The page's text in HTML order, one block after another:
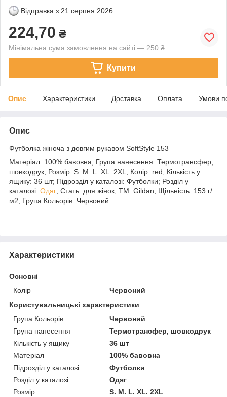
Відправка з 21 серпня 2026
224,70 ₴
Мінімальна сума замовлення на сайті — 250 ₴
Купити
Опис Характеристики Доставка Оплата Умови
Опис
Футболка жіноча з довгим рукавом SoftStyle 153
Матеріал: 100% бавовна; Група нанесення: Термотрансфер,
шовкодрук; Розмір: S. M. L. XL. 2XL; Колір: red; Кількість у
ящику: 36 шт; Підрозділ у каталозі: Футболки; Розділ у
каталозі: Одяг; Стать: для жінок; ТМ: Gildan; Щільність: 153 г/
м2; Група Кольорів: Червоний
Характеристики
Основні
Колір
Червоний
Користувальницькі характеристики
Група Кольорів
Червоний
Група нанесення
Термотрансфер, шовкодрук
Кількість у ящику
36 шт
Матеріал
100% бавовна
Підрозділ у каталозі
Футболки
Розділ у каталозі
Одяг
Розмір
S. M. L. XL. 2XL